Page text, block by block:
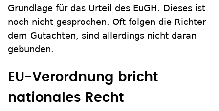
Grundlage für das Urteil des EuGH. Dieses ist
noch nicht gesprochen. Oft folgen die Richter
dem Gutachten, sind allerdings nicht daran
gebunden.
EU-Verordnung bricht
nationales Recht